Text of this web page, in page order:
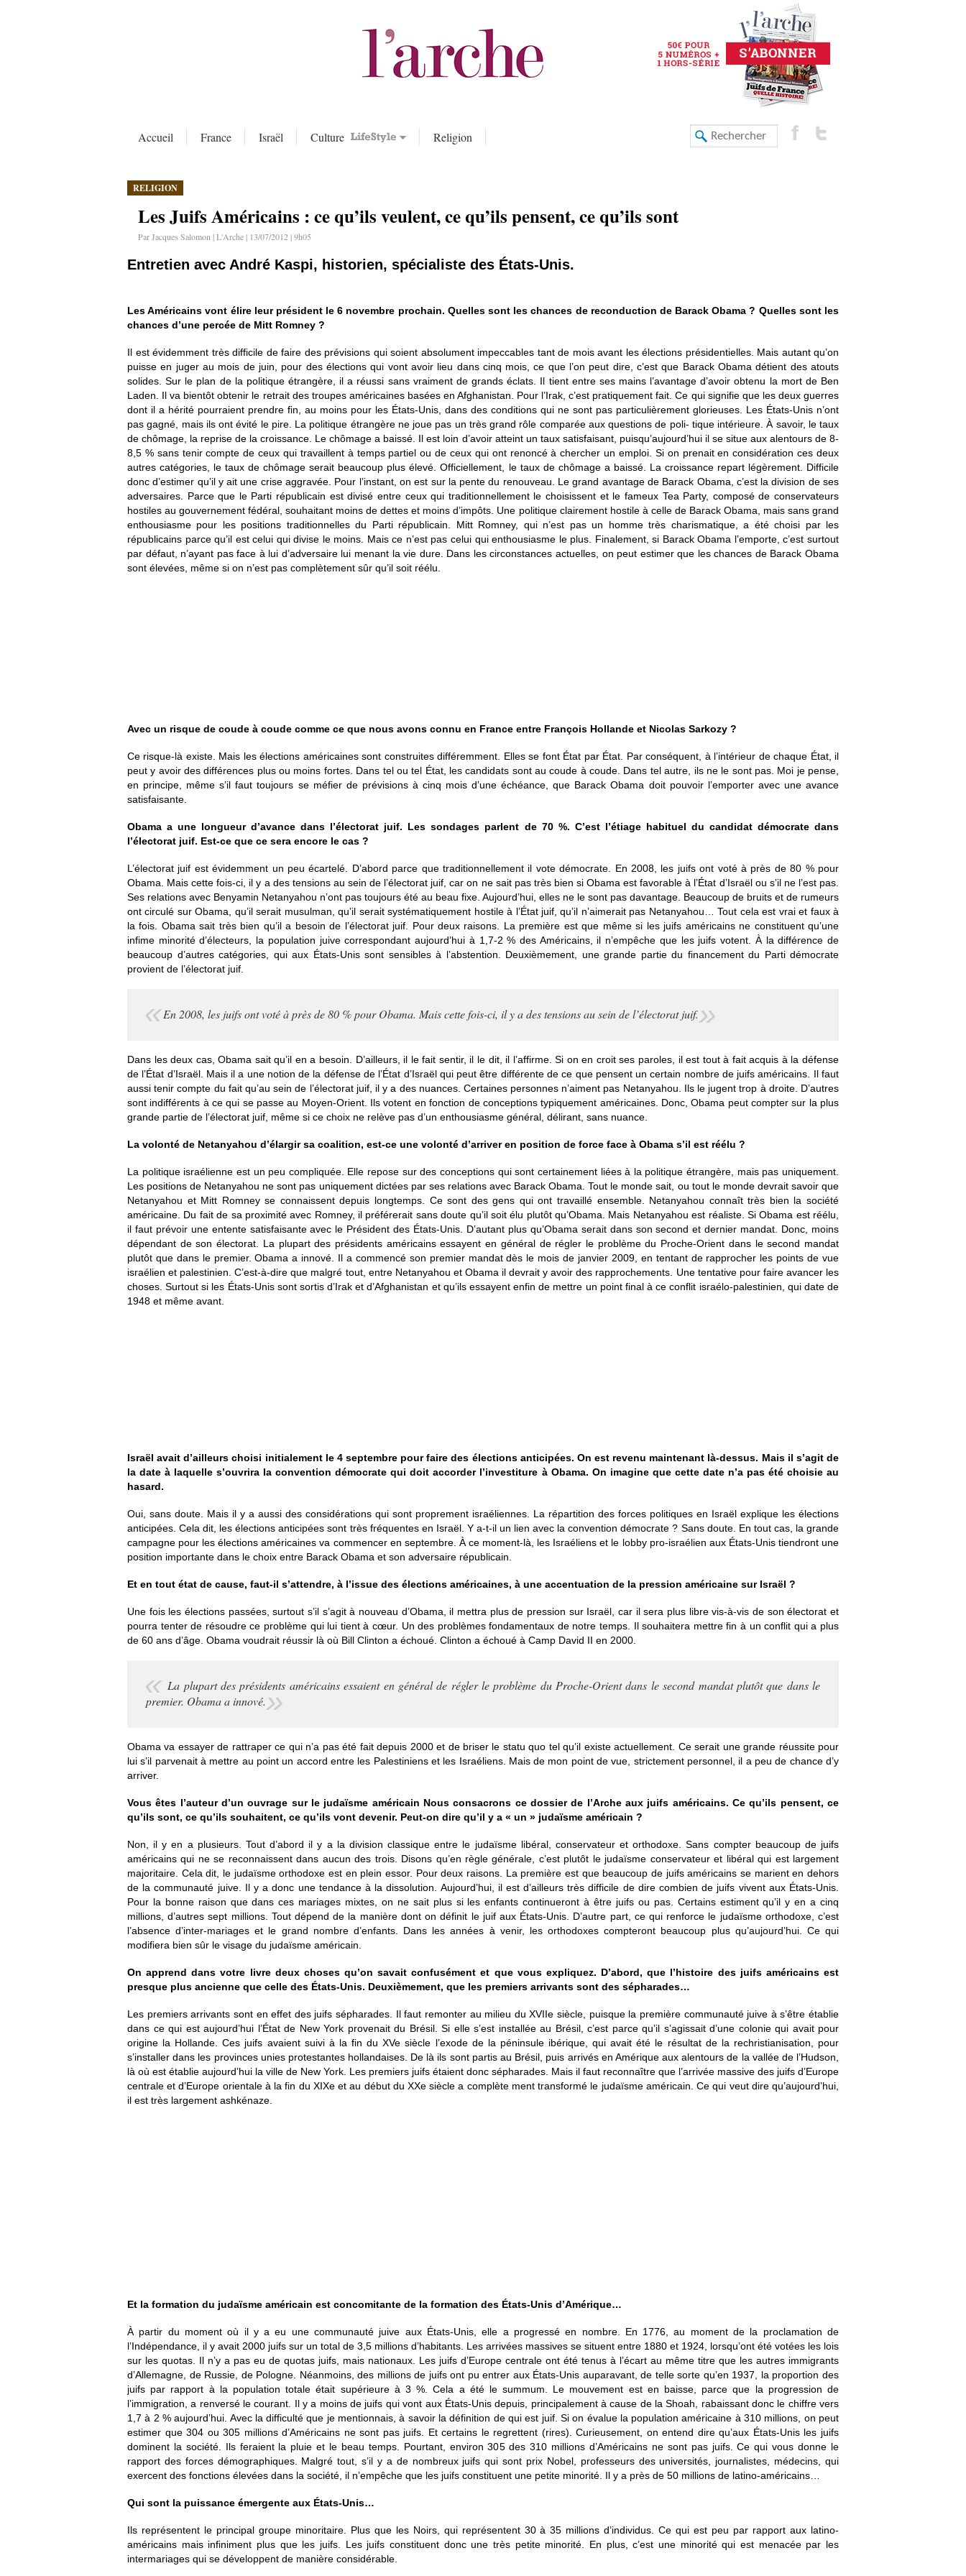
Accueil France Israël Culture Religion
RELIGION
Les Juifs Américains : ce qu’ils veulent, ce qu’ils pensent, ce qu’ils sont
Par Jacques Salomon | L'Arche | 13/07/2012 | 9h05
Entretien avec André Kaspi, historien, spécialiste des États-Unis.
Les Américains vont élire leur président le 6 novembre prochain. Quelles sont les chances de reconduction de Barack Obama ? Quelles sont les
chances d’une percée de Mitt Romney ?
Il est évidemment très difficile de faire des prévisions qui soient absolument impeccables tant de mois avant les élections présidentielles. Mais autant qu’on
puisse en juger au mois de juin, pour des élections qui vont avoir lieu dans cinq mois, ce que l’on peut dire, c’est que Barack Obama détient des atouts
solides. Sur le plan de la politique étrangère, il a réussi sans vraiment de grands éclats. Il tient entre ses mains l’avantage d’avoir obtenu la mort de Ben
Laden. Il va bientôt obtenir le retrait des troupes américaines basées en Afghanistan. Pour l’Irak, c’est pratiquement fait. Ce qui signifie que les deux guerres
dont il a hérité pourraient prendre fin, au moins pour les États-Unis, dans des conditions qui ne sont pas particulièrement glorieuses. Les États-Unis n’ont
pas gagné, mais ils ont évité le pire. La politique étrangère ne joue pas un très grand rôle comparée aux questions de poli- tique intérieure. À savoir, le taux
de chômage, la reprise de la croissance. Le chômage a baissé. Il est loin d’avoir atteint un taux satisfaisant, puisqu’aujourd’hui il se situe aux alentours de 8-
8,5 % sans tenir compte de ceux qui travaillent à temps partiel ou de ceux qui ont renoncé à chercher un emploi. Si on prenait en considération ces deux
autres catégories, le taux de chômage serait beaucoup plus élevé. Officiellement, le taux de chômage a baissé. La croissance repart légèrement. Difficile
donc d’estimer qu’il y ait une crise aggravée. Pour l’instant, on est sur la pente du renouveau. Le grand avantage de Barack Obama, c’est la division de ses
adversaires. Parce que le Parti républicain est divisé entre ceux qui traditionnellement le choisissent et le fameux Tea Party, composé de conservateurs
hostiles au gouvernement fédéral, souhaitant moins de dettes et moins d’impôts. Une politique clairement hostile à celle de Barack Obama, mais sans grand
enthousiasme pour les positions traditionnelles du Parti républicain. Mitt Romney, qui n’est pas un homme très charismatique, a été choisi par les
républicains parce qu’il est celui qui divise le moins. Mais ce n’est pas celui qui enthousiasme le plus. Finalement, si Barack Obama l’emporte, c’est surtout
par défaut, n’ayant pas face à lui d’adversaire lui menant la vie dure. Dans les circonstances actuelles, on peut estimer que les chances de Barack Obama
sont élevées, même si on n’est pas complètement sûr qu’il soit réélu.
Avec un risque de coude à coude comme ce que nous avons connu en France entre François Hollande et Nicolas Sarkozy ?
Ce risque-là existe. Mais les élections américaines sont construites différemment. Elles se font État par État. Par conséquent, à l’intérieur de chaque État, il
peut y avoir des différences plus ou moins fortes. Dans tel ou tel État, les candidats sont au coude à coude. Dans tel autre, ils ne le sont pas. Moi je pense,
en principe, même s’il faut toujours se méfier de prévisions à cinq mois d’une échéance, que Barack Obama doit pouvoir l’emporter avec une avance
satisfaisante.
Obama a une longueur d’avance dans l’électorat juif. Les sondages parlent de 70 %. C’est l’étiage habituel du candidat démocrate dans
l’électorat juif. Est-ce que ce sera encore le cas ?
L’électorat juif est évidemment un peu écartelé. D’abord parce que traditionnellement il vote démocrate. En 2008, les juifs ont voté à près de 80 % pour
Obama. Mais cette fois-ci, il y a des tensions au sein de l’électorat juif, car on ne sait pas très bien si Obama est favorable à l’État d’Israël ou s’il ne l’est pas.
Ses relations avec Benyamin Netanyahou n’ont pas toujours été au beau fixe. Aujourd’hui, elles ne le sont pas davantage. Beaucoup de bruits et de rumeurs
ont circulé sur Obama, qu’il serait musulman, qu’il serait systématiquement hostile à l’État juif, qu’il n’aimerait pas Netanyahou… Tout cela est vrai et faux à
la fois. Obama sait très bien qu’il a besoin de l’électorat juif. Pour deux raisons. La première est que même si les juifs américains ne constituent qu’une
infime minorité d’électeurs, la population juive correspondant aujourd’hui à 1,7-2 % des Américains, il n’empêche que les juifs votent. À la différence de
beaucoup d’autres catégories, qui aux États-Unis sont sensibles à l’abstention. Deuxièmement, une grande partie du financement du Parti démocrate
provient de l’électorat juif.
En 2008, les juifs ont voté à près de 80 % pour Obama. Mais cette fois-ci, il y a des tensions au sein de l’électorat juif.
Dans les deux cas, Obama sait qu’il en a besoin. D’ailleurs, il le fait sentir, il le dit, il l’affirme. Si on en croit ses paroles, il est tout à fait acquis à la défense
de l’État d’Israël. Mais il a une notion de la défense de l’État d’Israël qui peut être différente de ce que pensent un certain nombre de juifs américains. Il faut
aussi tenir compte du fait qu’au sein de l’électorat juif, il y a des nuances. Certaines personnes n’aiment pas Netanyahou. Ils le jugent trop à droite. D’autres
sont indifférents à ce qui se passe au Moyen-Orient. Ils votent en fonction de conceptions typiquement américaines. Donc, Obama peut compter sur la plus
grande partie de l’électorat juif, même si ce choix ne relève pas d’un enthousiasme général, délirant, sans nuance.
La volonté de Netanyahou d’élargir sa coalition, est-ce une volonté d’arriver en position de force face à Obama s’il est réélu ?
La politique israélienne est un peu compliquée. Elle repose sur des conceptions qui sont certainement liées à la politique étrangère, mais pas uniquement.
Les positions de Netanyahou ne sont pas uniquement dictées par ses relations avec Barack Obama. Tout le monde sait, ou tout le monde devrait savoir que
Netanyahou et Mitt Romney se connaissent depuis longtemps. Ce sont des gens qui ont travaillé ensemble. Netanyahou connaît très bien la société
américaine. Du fait de sa proximité avec Romney, il préférerait sans doute qu’il soit élu plutôt qu’Obama. Mais Netanyahou est réaliste. Si Obama est réélu,
il faut prévoir une entente satisfaisante avec le Président des États-Unis. D’autant plus qu’Obama serait dans son second et dernier mandat. Donc, moins
dépendant de son électorat. La plupart des présidents américains essayent en général de régler le problème du Proche-Orient dans le second mandat
plutôt que dans le premier. Obama a innové. Il a commencé son premier mandat dès le mois de janvier 2009, en tentant de rapprocher les points de vue
israélien et palestinien. C’est-à-dire que malgré tout, entre Netanyahou et Obama il devrait y avoir des rapprochements. Une tentative pour faire avancer les
choses. Surtout si les États-Unis sont sortis d’Irak et d’Afghanistan et qu’ils essayent enfin de mettre un point final à ce conflit israélo-palestinien, qui date de
1948 et même avant.
Israël avait d’ailleurs choisi initialement le 4 septembre pour faire des élections anticipées. On est revenu maintenant là-dessus. Mais il s’agit de
la date à laquelle s’ouvrira la convention démocrate qui doit accorder l’investiture à Obama. On imagine que cette date n’a pas été choisie au
hasard.
Oui, sans doute. Mais il y a aussi des considérations qui sont proprement israéliennes. La répartition des forces politiques en Israël explique les élections
anticipées. Cela dit, les élections anticipées sont très fréquentes en Israël. Y a-t-il un lien avec la convention démocrate ? Sans doute. En tout cas, la grande
campagne pour les élections américaines va commencer en septembre. À ce moment-là, les Israéliens et le lobby pro-israélien aux États-Unis tiendront une
position importante dans le choix entre Barack Obama et son adversaire républicain.
Et en tout état de cause, faut-il s’attendre, à l’issue des élections américaines, à une accentuation de la pression américaine sur Israël ?
Une fois les élections passées, surtout s’il s’agit à nouveau d’Obama, il mettra plus de pression sur Israël, car il sera plus libre vis-à-vis de son électorat et
pourra tenter de résoudre ce problème qui lui tient à cœur. Un des problèmes fondamentaux de notre temps. Il souhaitera mettre fin à un conflit qui a plus
de 60 ans d’âge. Obama voudrait réussir là où Bill Clinton a échoué. Clinton a échoué à Camp David II en 2000.
La plupart des présidents américains essaient en général de régler le problème du Proche-Orient dans le second mandat plutôt que dans le
premier. Obama a innové.
Obama va essayer de rattraper ce qui n’a pas été fait depuis 2000 et de briser le statu quo tel qu’il existe actuellement. Ce serait une grande réussite pour
lui s’il parvenait à mettre au point un accord entre les Palestiniens et les Israéliens. Mais de mon point de vue, strictement personnel, il a peu de chance d’y
arriver.
Vous êtes l’auteur d’un ouvrage sur le judaïsme américain Nous consacrons ce dossier de l’Arche aux juifs américains. Ce qu’ils pensent, ce
qu’ils sont, ce qu’ils souhaitent, ce qu’ils vont devenir. Peut-on dire qu’il y a « un » judaïsme américain ?
Non, il y en a plusieurs. Tout d’abord il y a la division classique entre le judaïsme libéral, conservateur et orthodoxe. Sans compter beaucoup de juifs
américains qui ne se reconnaissent dans aucun des trois. Disons qu’en règle générale, c’est plutôt le judaïsme conservateur et libéral qui est largement
majoritaire. Cela dit, le judaïsme orthodoxe est en plein essor. Pour deux raisons. La première est que beaucoup de juifs américains se marient en dehors
de la communauté juive. Il y a donc une tendance à la dissolution. Aujourd’hui, il est d’ailleurs très difficile de dire combien de juifs vivent aux États-Unis.
Pour la bonne raison que dans ces mariages mixtes, on ne sait plus si les enfants continueront à être juifs ou pas. Certains estiment qu’il y en a cinq
millions, d’autres sept millions. Tout dépend de la manière dont on définit le juif aux États-Unis. D’autre part, ce qui renforce le judaïsme orthodoxe, c’est
l’absence d’inter-mariages et le grand nombre d’enfants. Dans les années à venir, les orthodoxes compteront beaucoup plus qu’aujourd’hui. Ce qui
modifiera bien sûr le visage du judaïsme américain.
On apprend dans votre livre deux choses qu’on savait confusément et que vous expliquez. D’abord, que l’histoire des juifs américains est
presque plus ancienne que celle des États-Unis. Deuxièmement, que les premiers arrivants sont des sépharades…
Les premiers arrivants sont en effet des juifs sépharades. Il faut remonter au milieu du XVIIe siècle, puisque la première communauté juive à s’être établie
dans ce qui est aujourd’hui l’État de New York provenait du Brésil. Si elle s’est installée au Brésil, c’est parce qu’il s’agissait d’une colonie qui avait pour
origine la Hollande. Ces juifs avaient suivi à la fin du XVe siècle l’exode de la péninsule ibérique, qui avait été le résultat de la rechristianisation, pour
s’installer dans les provinces unies protestantes hollandaises. De là ils sont partis au Brésil, puis arrivés en Amérique aux alentours de la vallée de l’Hudson,
là où est établie aujourd’hui la ville de New York. Les premiers juifs étaient donc sépharades. Mais il faut reconnaître que l’arrivée massive des juifs d’Europe
centrale et d’Europe orientale à la fin du XIXe et au début du XXe siècle a complète ment transformé le judaïsme américain. Ce qui veut dire qu’aujourd’hui,
il est très largement ashkénaze.
Et la formation du judaïsme américain est concomitante de la formation des États-Unis d’Amérique…
À partir du moment où il y a eu une communauté juive aux États-Unis, elle a progressé en nombre. En 1776, au moment de la proclamation de
l’Indépendance, il y avait 2000 juifs sur un total de 3,5 millions d’habitants. Les arrivées massives se situent entre 1880 et 1924, lorsqu’ont été votées les lois
sur les quotas. Il n’y a pas eu de quotas juifs, mais nationaux. Les juifs d’Europe centrale ont été tenus à l’écart au même titre que les autres immigrants
d’Allemagne, de Russie, de Pologne. Néanmoins, des millions de juifs ont pu entrer aux États-Unis auparavant, de telle sorte qu’en 1937, la proportion des
juifs par rapport à la population totale était supérieure à 3 %. Cela a été le summum. Le mouvement est en baisse, parce que la progression de
l’immigration, a renversé le courant. Il y a moins de juifs qui vont aux États-Unis depuis, principalement à cause de la Shoah, rabaissant donc le chiffre vers
1,7 à 2 % aujourd’hui. Avec la difficulté que je mentionnais, à savoir la définition de qui est juif. Si on évalue la population américaine à 310 millions, on peut
estimer que 304 ou 305 millions d’Américains ne sont pas juifs. Et certains le regrettent (rires). Curieusement, on entend dire qu’aux États-Unis les juifs
dominent la société. Ils feraient la pluie et le beau temps. Pourtant, environ 305 des 310 millions d’Américains ne sont pas juifs. Ce qui vous donne le
rapport des forces démographiques. Malgré tout, s’il y a de nombreux juifs qui sont prix Nobel, professeurs des universités, journalistes, médecins, qui
exercent des fonctions élevées dans la société, il n’empêche que les juifs constituent une petite minorité. Il y a près de 50 millions de latino-américains…
Qui sont la puissance émergente aux États-Unis…
Ils représentent le principal groupe minoritaire. Plus que les Noirs, qui représentent 30 à 35 millions d’individus. Ce qui est peu par rapport aux latino-
américains mais infiniment plus que les juifs. Les juifs constituent donc une très petite minorité. En plus, c’est une minorité qui est menacée par les
intermariages qui se développent de manière considérable.